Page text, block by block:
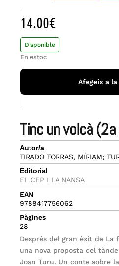
tinc un volcà
Autor/a
TIRADO TORRAS, MÍRIAM;
Editorial
EL CEP I LA NANSA
EAN
9788417756062
Pàgines
28
Després del gran èxit de La
una nova proposta del
Joan Turu. Un conte sobre
14.00€
Disponible
En estoc
Afegeix a